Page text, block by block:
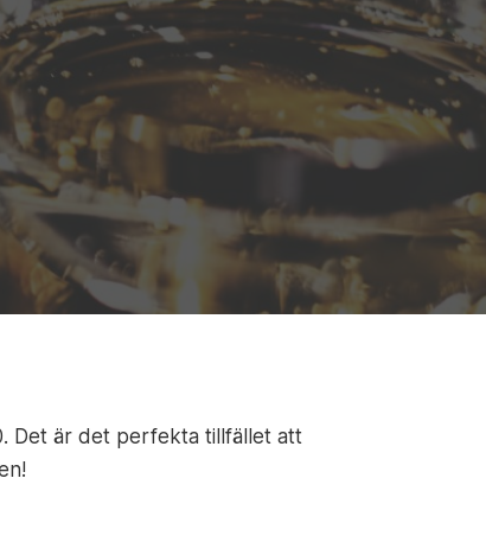
Det är det perfekta tillfället att